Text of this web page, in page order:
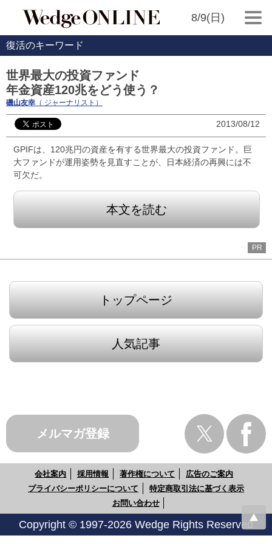
8/9(日)
復活のキーワード
世界最大の投資ファンド
年金資産120兆をどう使う？
磯山友幸 （ ジャーナリスト）
2013/08/12
GPIFは、120兆円の資産を有する世界最大の投資ファンド。巨
大ファンドが運用姿勢を見直すことが、日本経済の再興には不
可欠だ。
本文を読む
PR
トップページ
人気記事
メルマガ登録
会社案内 採用情報 著作権について
広告のご案内
プライバシーポリシーについて
特定商取引法に基づく表示
お問い合わせ
Copyright © 1997-2026 Wedge Rights Reserved